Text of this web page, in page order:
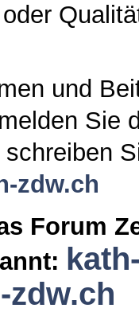
und
Sie
zdw.ch
Forum